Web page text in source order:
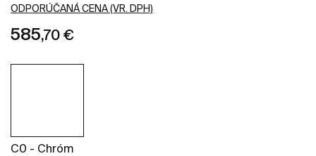
ODPORÚČANÁ CENA (VR. DPH)
585,70 €
C0 - Chróm